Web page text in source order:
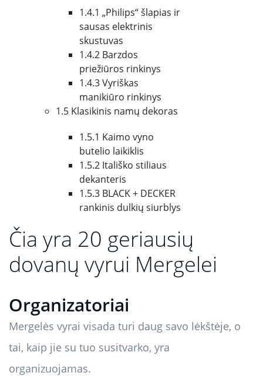
1.4.1 „Philips“ šlapias ir
sausas elektrinis
skustuvas
1.4.2 Barzdos
priežiūros rinkinys
1.4.3 Vyriškas
manikiūro rinkinys
1.5 Klasikinis namų dekoras
1.5.1 Kaimo vyno
butelio laikiklis
1.5.2 Itališko stiliaus
dekanteris
1.5.3 BLACK + DECKER
rankinis dulkių siurblys
Čia yra 20 geriausių
dovanų vyrui Mergelei
Organizatoriai
Mergelės vyrai visada turi daug savo lėkštėje, o
tai, kaip jie su tuo susitvarko, yra
organizuojamas.